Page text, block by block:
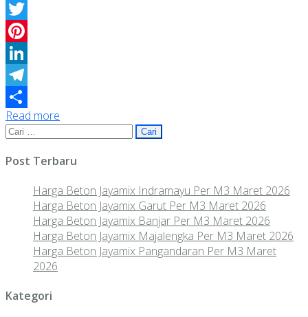
Facebook
Twitter
Pinterest
LinkedIn
Telegram
Share
Read more
Cari
Post Terbaru
Harga Beton Jayamix Indramayu Per M3 Maret 2026
Harga Beton Jayamix Garut Per M3 Maret 2026
Harga Beton Jayamix Banjar Per M3 Maret 2026
Harga Beton Jayamix Majalengka Per M3 Maret 2026
Harga Beton Jayamix Pangandaran Per M3 Maret
2026
Kategori